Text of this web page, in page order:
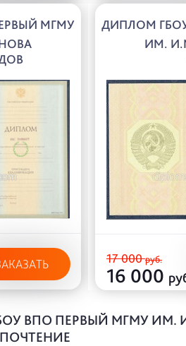
МГМУ
ДИПЛОМ
ИМ.
17 000руб.
16 000
ВПО ПЕРВЫЙ МГМУ ИМ.